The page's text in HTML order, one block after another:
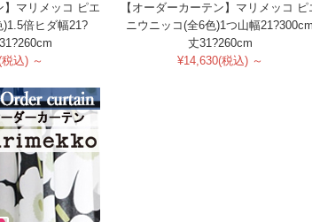
】マリメッコ ピエ
倍ヒダ幅21?
込) ～
【オーダーカーテン】マリメッコ ピ
ニウニッコ(全6色)1つ山幅
丈31?260cm
¥14,630(税込) ～